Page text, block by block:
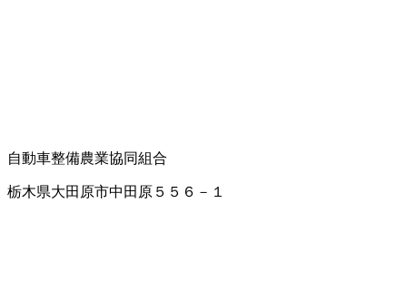
自動車整備農業協同組合
栃木県大田原市中田原５５６－１